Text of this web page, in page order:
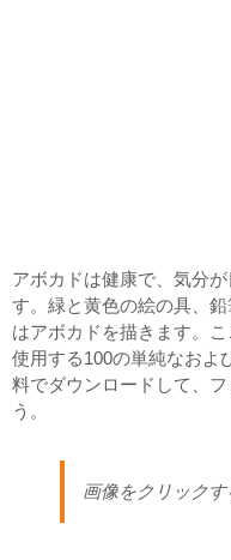
アボカドは健康で、気分
す。緑と黄色の絵の具、
はアボカドを描きます。
使用する100の単純なおよ
料でダウンロードして、
う。
画像をクリックす